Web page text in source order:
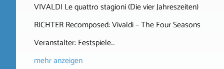
VIVALDI Le quattro stagioni (Die vier Jahreszeiten)
RICHTER Recomposed: Vivaldi – The Four Seasons
Veranstalter: Festspiele…
mehr anzeigen